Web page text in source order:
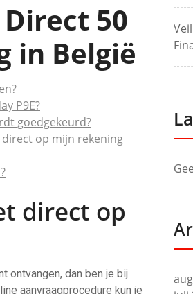
50
in België
P9E?
goedgekeurd?
op mijn rekening
direct op
ontvangen, dan ben je bij
aanvraagprocedure kun je